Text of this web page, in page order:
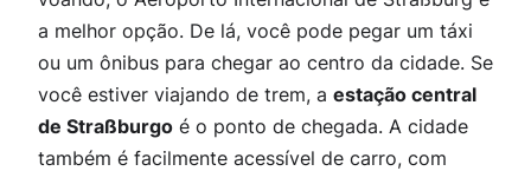
a melhor opção. De lá, você pode pegar um táxi
ou um ônibus para chegar ao centro da cidade. Se
você estiver viajando de trem, a estação central
de Straßburgo é o ponto de chegada. A cidade
também é facilmente acessível de carro, com